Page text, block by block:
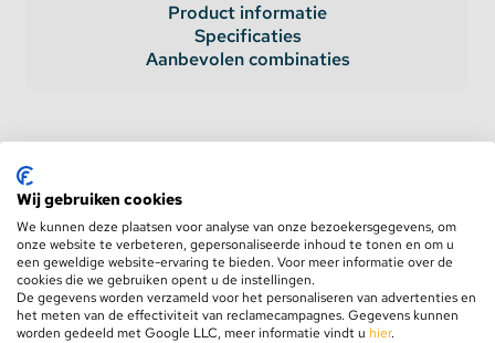
Product informatie
Specificaties
Aanbevolen combinaties
Specificaties
AC Input
DC Output Voltage 12 Volt
DC Output Ampere 33 Ampère
Wij gebruiken cookies
We kunnen deze plaatsen voor analyse van onze bezoekersgegevens, om
onze website te verbeteren, gepersonaliseerde inhoud te tonen en om u
een geweldige website-ervaring te bieden. Voor meer informatie over de
cookies die we gebruiken opent u de instellingen.
De gegevens worden verzameld voor het personaliseren van advertenties en
het meten van de effectiviteit van reclamecampagnes. Gegevens kunnen
worden gedeeld met Google LLC, meer informatie vindt u hier.